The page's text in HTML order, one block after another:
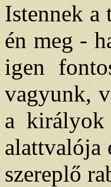
Istennek a
én meg -
igen
vagyunk,
a
alattvalója
szereplő